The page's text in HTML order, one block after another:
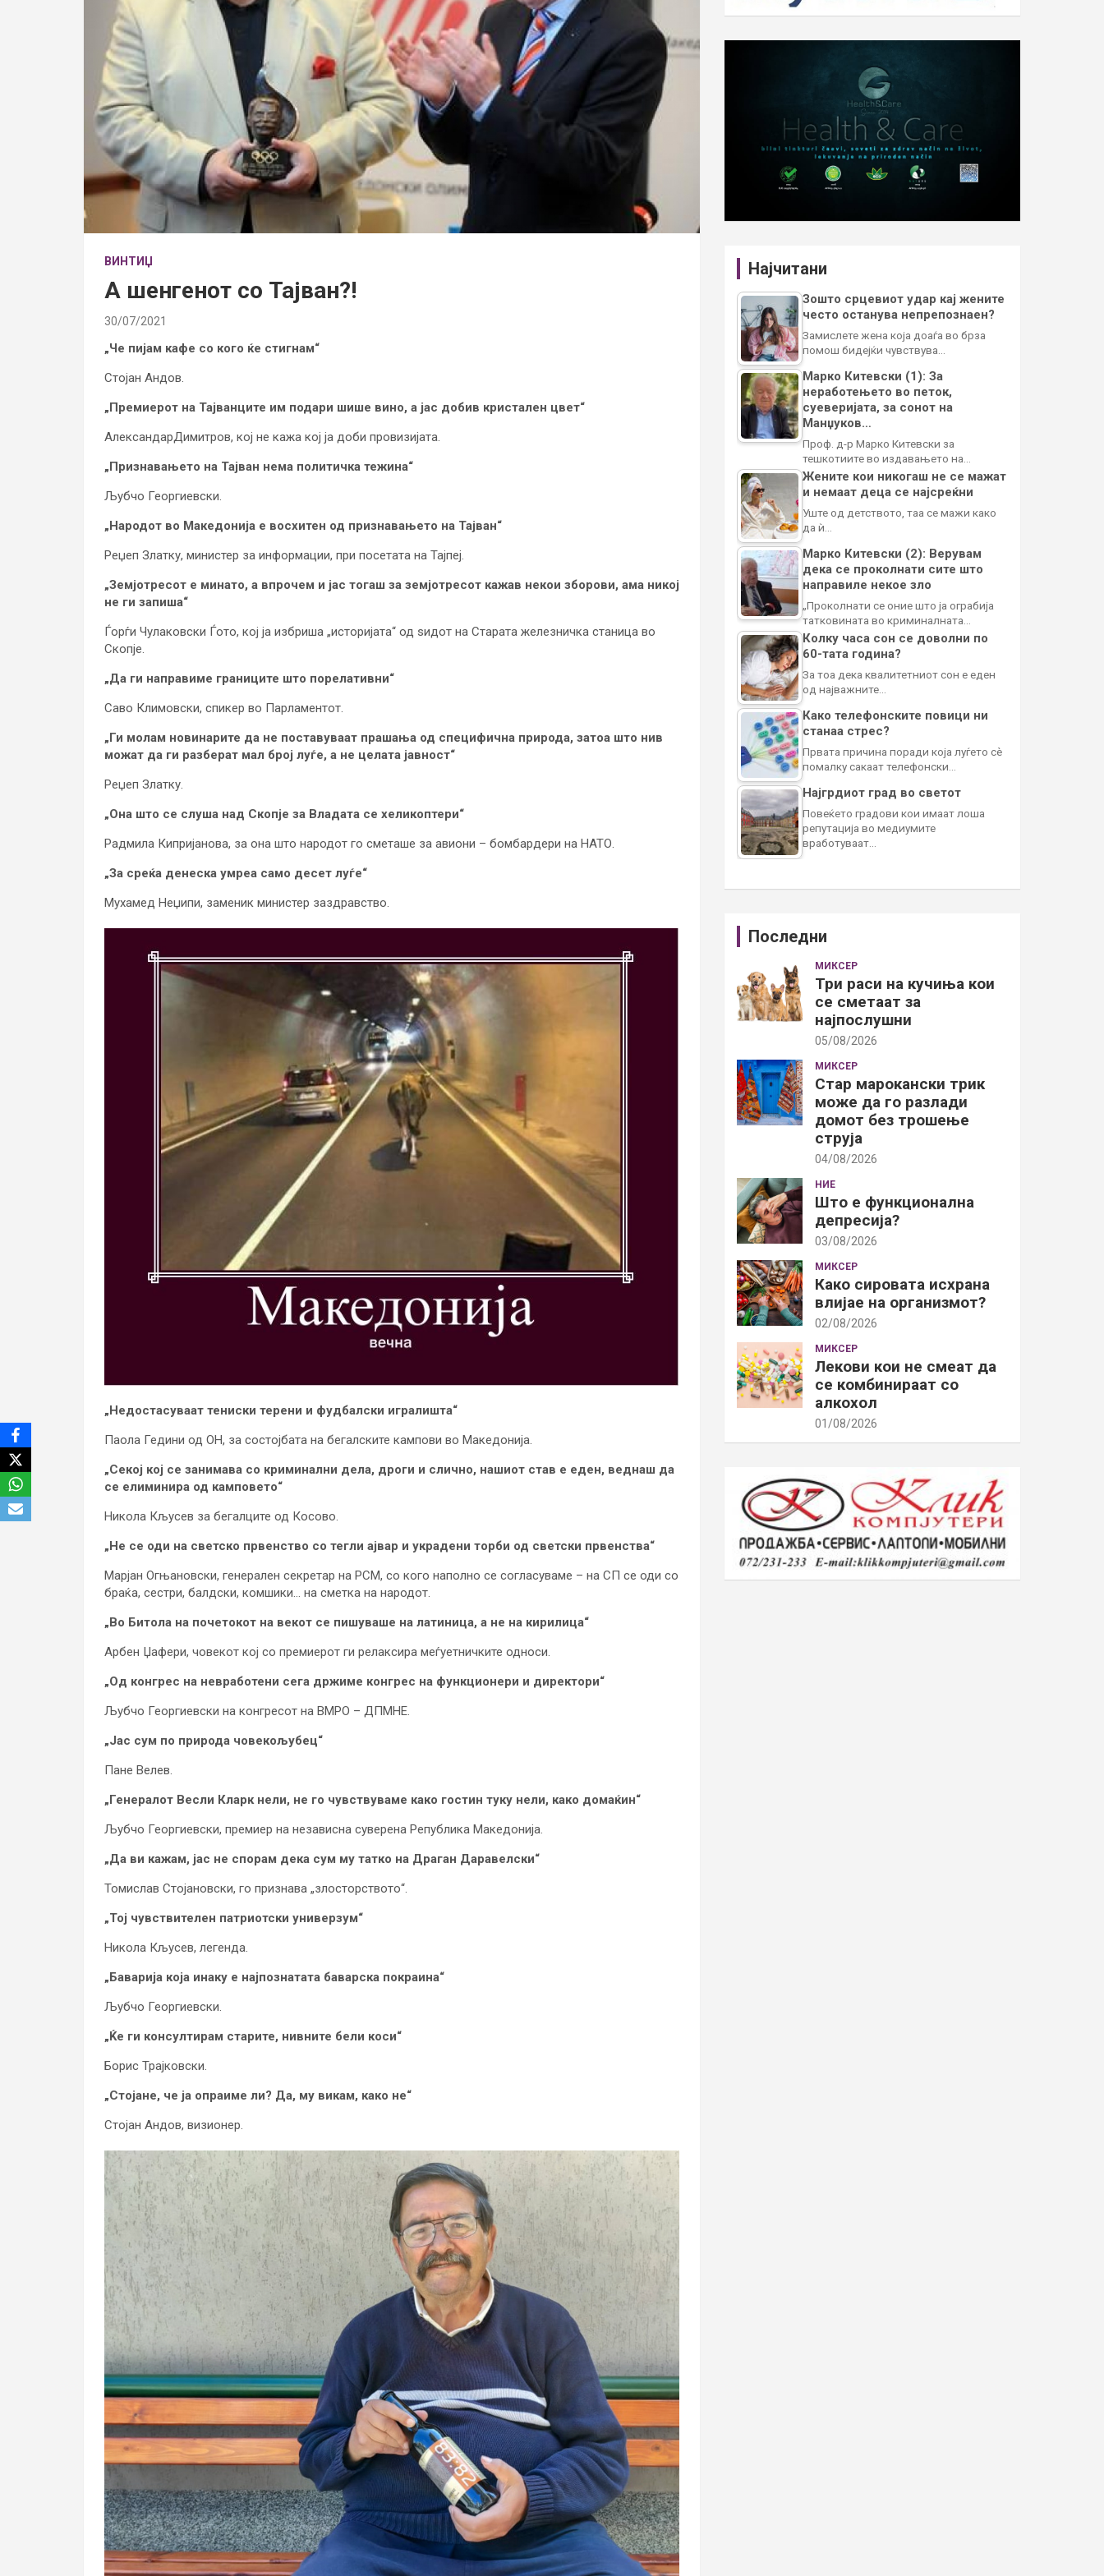
ВИНТИЏ
А шенгенот со Тајван?!
30/07/2021
„Че пијам кафе со кого ќе стигнам“
Стојан Андов.
„Премиерот на Тајванците им подари шише вино, а јас добив кристален цвет“
АлександарДимитров, кој не кажа кој ја доби провизијата.
„Признавањето на Тајван нема политичка тежина“
Љубчо Георгиевски.
„Народот во Македонија е восхитен од признавањето на Тајван“
Реџеп Златку, министер за информации, при посетата на Тајпеј.
„Земјотресот е минато, а впрочем и јас тогаш за земјотресот кажав некои зборови, ама никој
не ги запиша“
Ѓорѓи Чулаковски Ѓото, кој ја избриша „историјата“ од ѕидот на Старата железничка станица во
Скопје.
„Да ги направиме границите што порелативни“
Саво Климовски, спикер во Парламентот.
„Ги молам новинарите да не поставуваат прашања од специфична природа, затоа што нив
можат да ги разберат мал број луѓе, а не целата јавност“
Реџеп Златку.
„Она што се слуша над Скопје за Владата се хеликоптери“
Радмила Кипријанова, за она што народот го сметаше за авиони – бомбардери на НАТО.
„За среќа денеска умреа само десет луѓе“
Мухамед Неџипи, заменик министер заздравство.
„Недостасуваат тениски терени и фудбалски игралишта“
Паола Гедини од ОН, за состојбата на бегалските кампови во Македонија.
„Секој кој се занимава со криминални дела, дроги и слично, нашиот став е еден, веднаш да
се елиминира од камповето“
Никола Кљусев за бегалците од Косово.
„Не се оди на светско првенство со тегли ајвар и украдени торби од светски првенства“
Марјан Огњановски, генерален секретар на РСМ, со кого наполно се согласуваме – на СП се оди со
браќа, сестри, балдски, комшики… на сметка на народот.
„Во Битола на почетокот на векот се пишуваше на латиница, а не на кирилица“
Арбен Џафери, човекот кој со премиерот ги релаксира меѓуетничките односи.
„Од конгрес на невработени сега држиме конгрес на функционери и директори“
Љубчо Георгиевски на конгресот на ВМРО – ДПМНЕ.
„Јас сум по природа човекољубец“
Пане Велев.
„Генералот Весли Кларк нели, не го чувствуваме како гостин туку нели, како домаќин“
Љубчо Георгиевски, премиер на независна суверена Република Македонија.
„Да ви кажам, јас не спорам дека сум му татко на Драган Даравелски“
Томислав Стојановски, го признава „злосторството“.
„Тој чувствителен патриотски универзум“
Никола Кљусев, легенда.
„Баварија која инаку е најпознатата баварска покраина“
Љубчо Георгиевски.
„Ќе ги консултирам старите, нивните бели коси“
Борис Трајковски.
„Стојане, че ја опраиме ли? Да, му викам, како не“
Стојан Андов, визионер.
Најчитани
Зошто срцевиот удар кај жените
често останува непрепознаен?
Замислете жена која доаѓа во брза
помош бидејќи чувствува…
Марко Китевски (1): За
неработењето во петок,
суеверијата, за сонот на
Манџуков…
Проф. д-р Марко Китевски за
тешкотиите во издавањето на…
Жените кои никогаш не се мажат
и немаат деца се најсреќни
Уште од детството, таа се мажи како
да ѝ…
Марко Китевски (2): Верувам
дека се проколнати сите што
направиле некое зло
„Проколнати се оние што ја ограбија
татковината во криминалната…
Колку часа сон се доволни по
60-тата година?
За тоа дека квалитетниот сон е еден
од најважните…
Како телефонските повици ни
станаа стрес?
Првата причина поради која луѓето сè
помалку сакаат телефонски…
Најгрдиот град во светот
Повеќето градови кои имаат лоша
репутација во медиумите
вработуваат…
Последни
МИКСЕР
Три раси на кучиња кои
се сметаат за
најпослушни
05/08/2026
МИКСЕР
Стар марокански трик
може да го разлади
домот без трошење
струја
04/08/2026
НИЕ
Што е функционална
депресија?
03/08/2026
МИКСЕР
Како сировата исхрана
влијае на организмот?
02/08/2026
МИКСЕР
Лекови кои не смеат да
се комбинираат со
алкохол
01/08/2026